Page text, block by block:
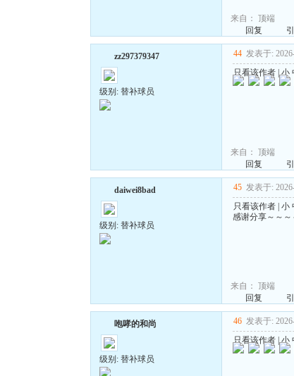
来自： 顶端
回复
zz297379347
级别: 替补球员
44 发表于:
只看该作者|小
来自： 顶端
回复
daiwei8bad
级别: 替补球员
45 发表于:
只看该作者| 小
感谢分享～～～
来自： 顶端
回复
咆哮的和尚
级别: 替补球员
46 发表于:
只看该作者|小